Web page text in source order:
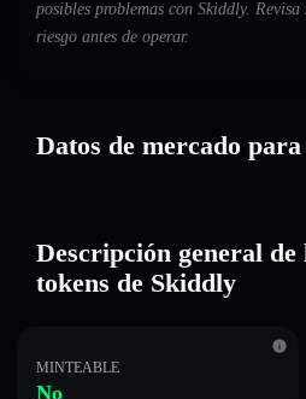
posibles problemas con Skiddly.
riesgo antes de operar.
Datos de mercado
Descripción general de
tokens de Skiddly
MINTEABLE
No